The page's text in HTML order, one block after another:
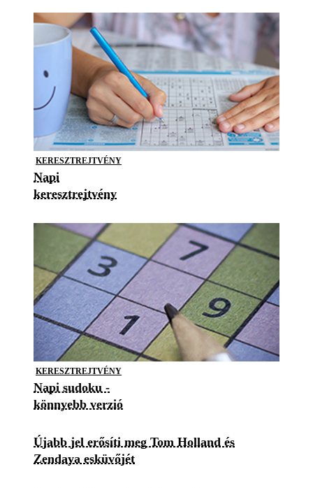
KERESZTREJTVÉNY
Napi
keresztrejtvény
KERESZTREJTVÉNY
Napi sudoku -
könnyebb verzió
Újabb jel erősíti meg Tom Holland és
Zendaya esküvőjét